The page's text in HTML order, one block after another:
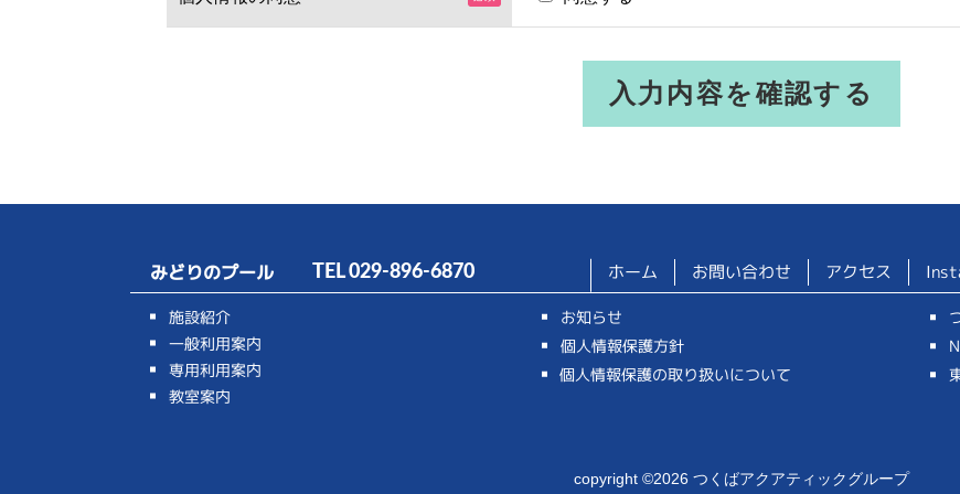
みどりのプール TEL029-896-6870 ホーム お問い合わせ アクセス
施設紹介
一般利用案内
専用利用案内
教室案内
お知らせ
個人情報保護方針
個人情報保護の取り扱いについて
copyright ©2026 つくばアクアティックグループ